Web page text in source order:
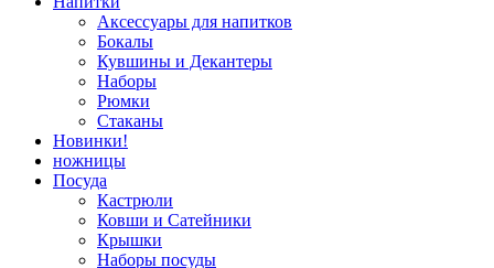
Аксессуары для напитков
Бокалы
Кувшины и Декантеры
Наборы
Рюмки
Стаканы
Новинки!
ножницы
Посуда
Кастрюли
Ковши и Сатейники
Крышки
Наборы посуды